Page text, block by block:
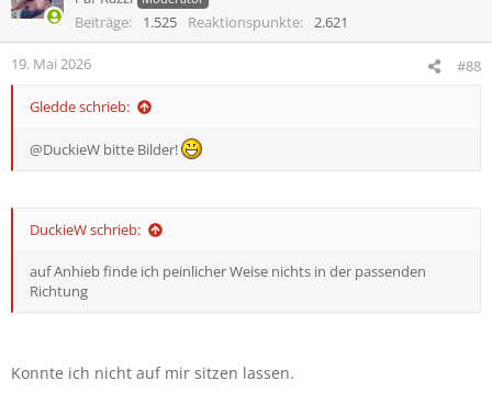
i
n
e
Beiträge 1.525 Reaktionspunkte 2.621
19. Mai 2026 #88
Gledde schrieb:
@DuckieW bitte Bilder!
DuckieW schrieb:
auf Anhieb finde ich peinlicher Weise nichts in der passenden
Richtung
Konnte ich nicht auf mir sitzen lassen.